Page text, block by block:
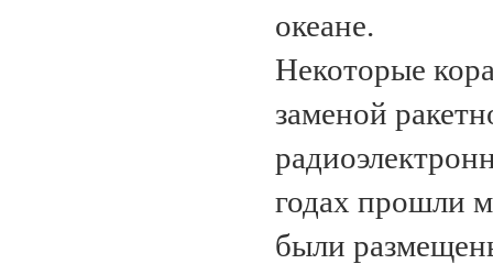
океане.
Некоторые
заменой
годах прошли
были